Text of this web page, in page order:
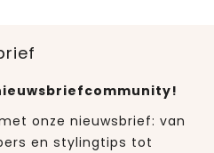
onze nieuwsbrief: van
en stylingtips tot